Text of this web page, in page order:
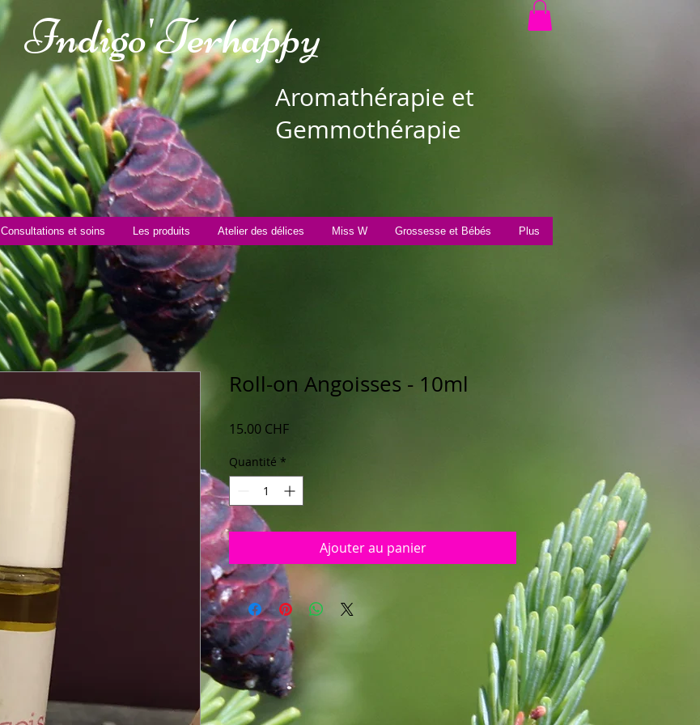
Indigo'Terhappy
Aromathérapie et
Gemmothérapie
Consultations et soins Les produits Atelier des délices Miss W Grossesse et Bébés Plus
Roll-on Angoisses - 10ml
15.00 CHFPrix
Quantité *
Ajouter au panier